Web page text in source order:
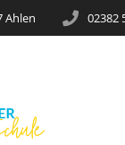
Ahlen 02382